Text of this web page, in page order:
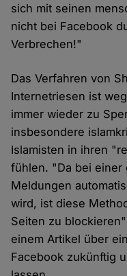
sich mit seinen
nicht bei Facebook
Verbrechen!"
Das Verfahren von
Internetriesen ist
immer wieder zu
insbesondere
Islamisten in ihren
fühlen. "Da bei einer
Meldungen
wird, ist diese
Seiten zu blockieren"
einem Artikel über
Facebook zukünftig